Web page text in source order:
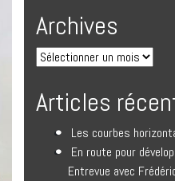
Archives
Articles
Les courbes
En route pour
Entrevue avec